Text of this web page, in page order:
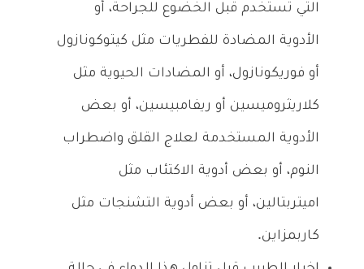
التي تستخدم قبل الخضوع للجراحة، أو
الأدوية المضادة للفطريات مثل كيتوكونازول
أو فوريكونازول، أو المضادات الحيوية مثل
كلاريثروميسين أو ريفامبيسين، أو بعض
الأدوية المستخدمة لعلاج القلق واضطراب
النوم، أو بعض أدوية الاكتئاب مثل
اميتربتالين، أو بعض أدوية التشنجات مثل
كاربمزاين.